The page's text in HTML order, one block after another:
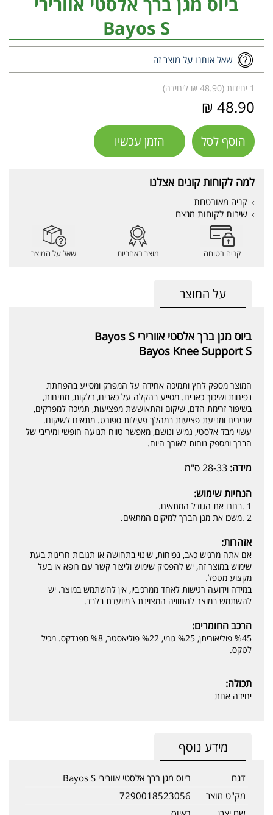
Bayos S
שאל אותנו על מוצר זה
1 יחידות (48.90 ₪ ליחידה)
48.90 ₪
הוסף לסל הזמן עכשיו
למה לקוחות קונים אצלנו
קניה מאובטחת
שירות לקוחות מנצח
קניה בטוחה מוצר באחריות שאל על המוצר
על המוצר
ביוס מגן ברך אלסטי אוורירי Bayos S
Bayos Knee Support S
המוצר מספק לחץ ותמיכה אחידה על המפרק ומסייע בהפחתת
נפיחות ושיכוך כאבים. מסייע בהקלה על כאבים, דלקות, מתיחות,
בשיפור זרימת הדם, שיקום והתאוששת מפציעות, תמיכה למפרקים,
שרירים ומניעת פציעות במהלך פעילות ספורט. מתאים לשיקום.
עשוי מבד אלסטי, גמיש ונושם, מאפשר טווח תנועה חופשי ומיריבי של
הברך ומספק נוחות לאורך היום.
מידה:
הנחיות שימוש:
1 .בחרו את הגודל המתאים.
2 .משכו את מגן הברך למיקום המתאים.
אזהרות:
אם אתה מרגיש כאב, נפיחות, שינוי בתחושה או תגובות חריגות בעת
שימוש במוצר זה, יש להפסיק שימוש וליצור קשר עם רופא או בעל
מקצוע מטפל.
במידה וידועה רגישות לאחד ממרכיביו, אין להשתמש במוצר. יש
להשתמש במוצר להתוויה המצוינת \ מיועדת בלבד.
הרכב החומרים:
%45 פוליאוריתן, %25 גומי, %22 פוליאסטר, %8 ספנדקס. מכיל
לטקס.
תכולה:
יחידה אחת
מידע נוסף
דגם
ביוס מגן ברך אלסטי אוורירי Bayos S
מק"ט מוצר
7290018523056